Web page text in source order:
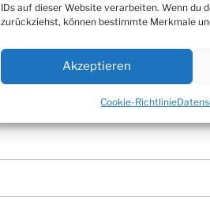
IDs auf dieser Website verarbeiten. Wenn du
zurückziehst, können bestimmte Merkmale
Akzeptieren
Cookie-Richtlinie